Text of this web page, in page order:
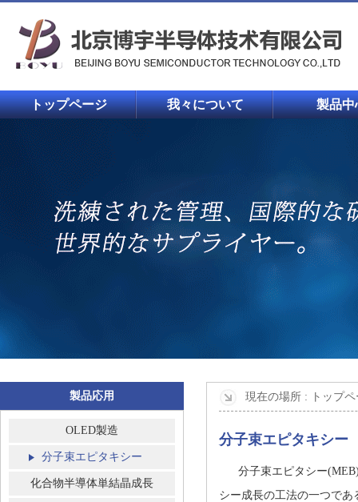
トップページ 我々について 製品中
製品応用
OLED製造
分子束エピタキシー
化合物半導体単結晶成長
現在の場所 : トップ
分子束エピタキシー
分子束エピタシー(MEB)
シー成長の工法の一つであ